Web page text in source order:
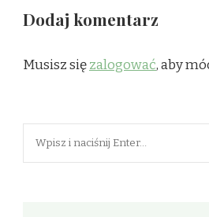
Dodaj komentarz
Musisz sięzalogować, aby